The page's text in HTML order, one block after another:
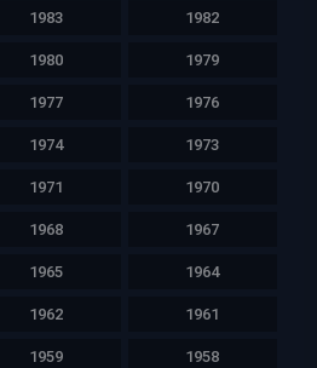
1983 1982
1980 1979
1977 1976
1974 1973
1971 1970
1968 1967
1965 1964
1962 1961
1959 1958